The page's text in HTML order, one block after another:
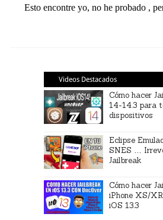
Videos Destacados
Cómo hacer
14-14.3 para
dispositivos
Eclipse
SNES …
Jailbreak
Cómo hacer
iPhone XS/
iOS 13.3